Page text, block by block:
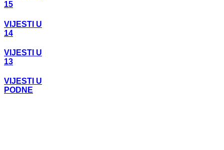
15
VIJESTI U
14
VIJESTI U
13
VIJESTI U
PODNE